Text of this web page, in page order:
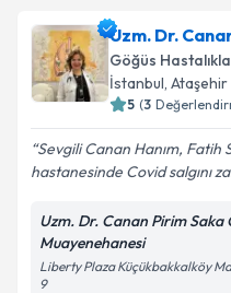
Uzm. Dr.
Göğüs
İstanbul, Ataşehir
5 (3
Sevgili Canan Hanım, Fatih
hastanesinde Covid salgını
Uzm. Dr. Canan Pirim Saka
Muayenehanesi
Liberty Plaza Küçükbakkalköy
9